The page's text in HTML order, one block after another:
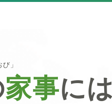
」
家事には